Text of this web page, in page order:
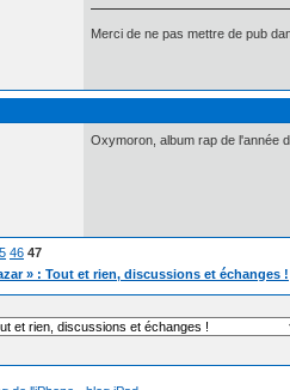
Merci de ne pas mettre de pub
Oxymoron, album rap de l'année
46 47
» : Tout et rien, discussions et échanges !